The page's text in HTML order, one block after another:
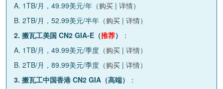
A. 1TB/月，49.99美元/年（购买 | 详情）
B. 2TB/月，52.99美元/半年（购买 | 详情）
2. 搬瓦工美国 CN2 GIA-E（推荐）
：
A. 1TB/月，49.99美元/季度（购买 | 详情）
B. 2TB/月，89.99美元/季度（购买 | 详情）
3. 搬瓦工中国香港 CN2 GIA（高端）
：